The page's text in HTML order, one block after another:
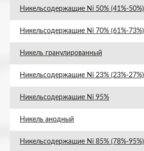
Никельсодержащие Ni 50% (41%-50%)
Никельсодержащие Ni 70% (61%-73%)
Никель гранулированный
Никельсодержащие Ni 23% (23%-27%)
Никельсодержащие Ni 95%
Никель анодный
Никельсодержащие Ni 85% (78%-95%)